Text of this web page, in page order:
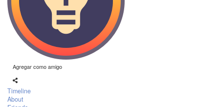
Agregar como amigo
Timeline
About